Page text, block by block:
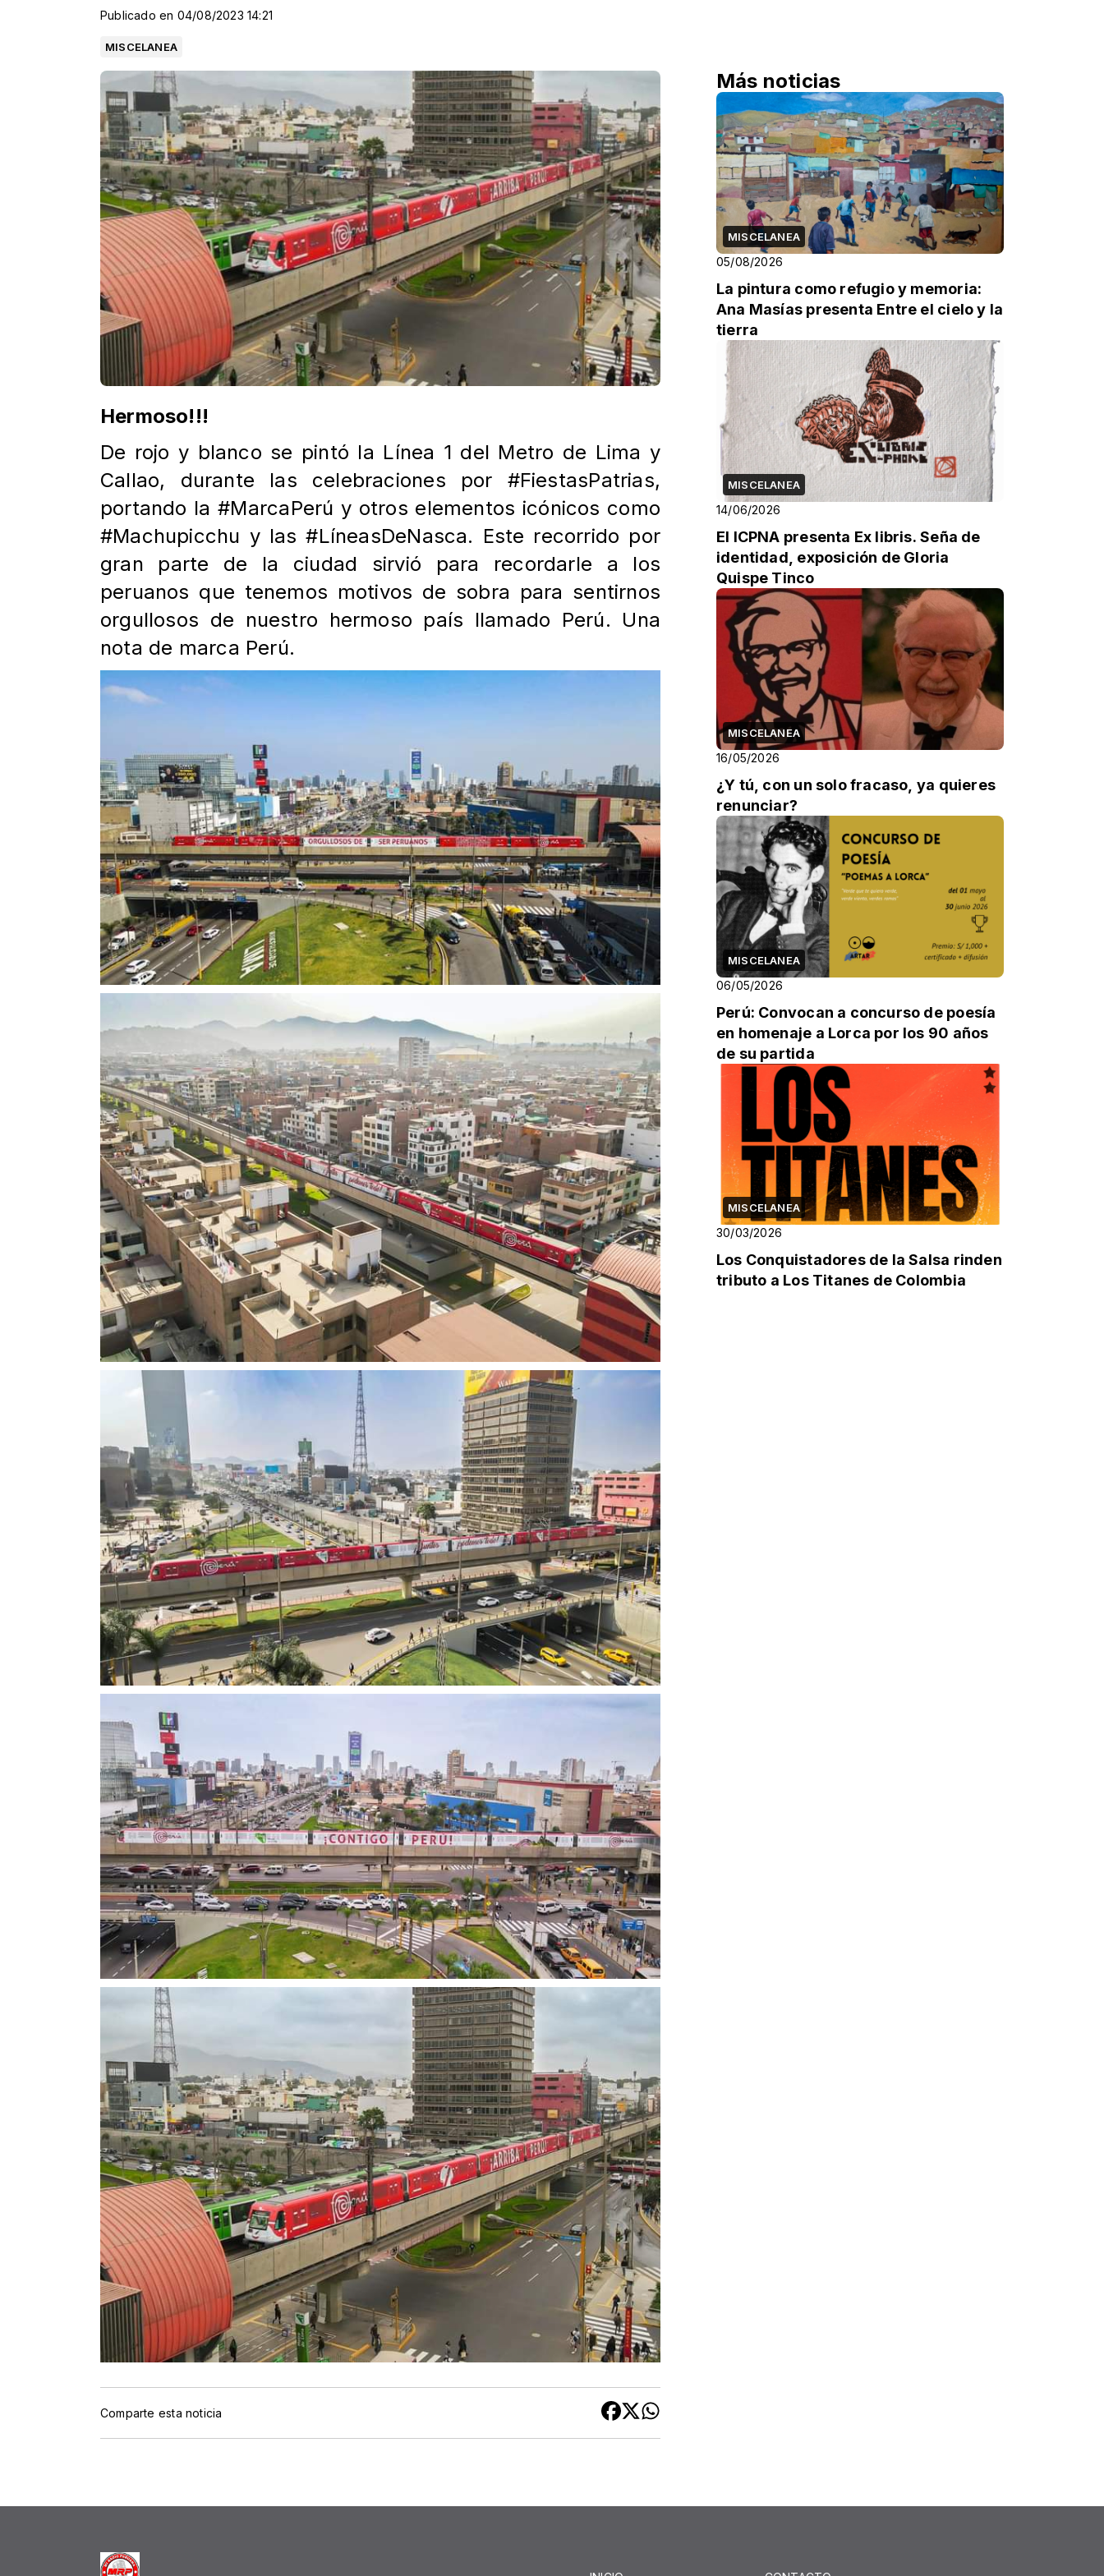
Publicado en 04/08/2023 14:21
MISCELANEA
Hermoso!!!
De rojo y blanco se pintó la Línea 1 del Metro de Lima y
Callao, durante las celebraciones por #FiestasPatrias,
portando la #MarcaPerú y otros elementos icónicos como
#Machupicchu y las #LíneasDeNasca. Este recorrido por
gran parte de la ciudad sirvió para recordarle a los
peruanos que tenemos motivos de sobra para sentirnos
orgullosos de nuestro hermoso país llamado Perú. Una
nota de marca Perú.
Comparte esta noticia
Más noticias
MISCELANEA
05/08/2026
La pintura como refugio y memoria:
Ana Masías presenta Entre el cielo y la
tierra
MISCELANEA
14/06/2026
El ICPNA presenta Ex libris. Seña de
identidad, exposición de Gloria
Quispe Tinco
MISCELANEA
16/05/2026
¿Y tú, con un solo fracaso, ya quieres
renunciar?
MISCELANEA
06/05/2026
Perú: Convocan a concurso de poesía
en homenaje a Lorca por los 90 años
de su partida
MISCELANEA
30/03/2026
Los Conquistadores de la Salsa rinden
tributo a Los Titanes de Colombia